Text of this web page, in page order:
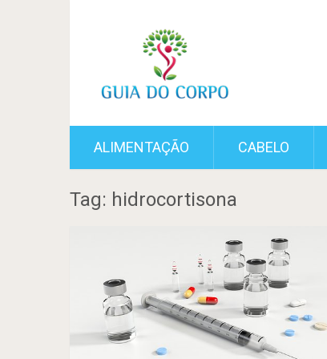
ALIMENTAÇÃO CABELO
Tag: hidrocortisona